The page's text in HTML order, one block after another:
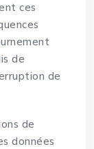
ces
de
de
de
données